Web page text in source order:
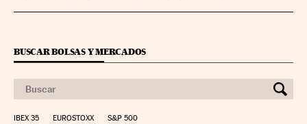
BUSCAR BOLSAS Y MERCADOS
IBEX 35 EUROSTOXX S&P 500